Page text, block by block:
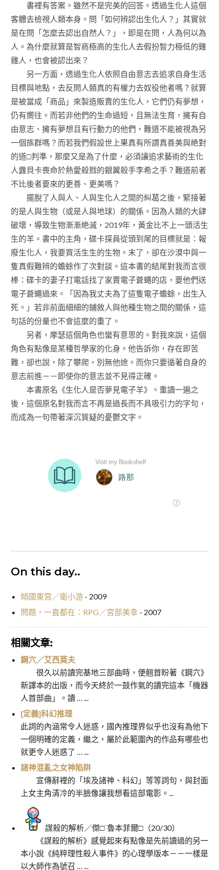
書裡有答案。雖然不是完美的回答。透過生化人這個
客體去檢視人類本身。問「如何辨認出生化人？」其實就
是在問「怎麼去認出自然人？」，即是在問，人為何以為
人。為什麼就算是智商極高的生化人去假扮智力極低的雞
雞人，也會被認出來？
另一方面，透過生化人依照自由意志去追求自身生活
目標與地點，去反問人類真的有權力去奴役他者嗎？就算
是被當成「商品」來製造販賣的生化人，它們仍有夢想，
仍有嚮往。而若非他們的生命過短，且無法生育，擁有自
由意志、擁有夢想且有行動力的他們，難道不能被視為另
一個族群嗎？而若我們假設世上果真有所謂真善美與絶對
的道□判準，那麼又是為了什麼，必須讓追求藝術的生化
人露貝卡喪命於熱愛殺戮的銀翼殺手李希之手？難道前者
不比後者要來的更善、更美嗎？
擺脫了人與人、人與生化人之間的糾葛之後，緊接著
的是人與生物（或是人與地球）的關係。因為人類的大肆
破壞，導致生物漸漸絶滅，2019年，黃金比不上一頭活生
生的羊。書中的主角，碟卡探員從頭到尾的目標就是：報
廢生化人，我要買活生生的生物。末了，卻在沙漠中與一
隻真假難辨的蟾蜍作了次對談。這本書的結尾對我而言很
棒：碟卡的妻子打電話找了家賣電子蒼蠅的店，要他們送
電子蒼蠅過來。「因為我丈夫為了這隻電子蟾蜍，出生入
死。」若非前面細細的鋪敘人與他種生物之間的關係，這
句話的份量也不會這麼的重了。
另者，摩瑟這個角色也蠻有意思的。對我來說，這個
角色有點像是某種哲學家的化身。他告訴你，存在即苦
難，卻也說，除了攀爬，別無他途。而你只要循著自身的
意志前進－－即使你的意志並不見得正確。
本書原名《生化人是否夢見電子羊》。重讀一遍之
後，這個原名對我而言不再是過長而不具吸引力的字句，
而成為一句帶著深沉質疑的憂鬱文字。
On this day..
傾國東宮／衛小游- 2009
問題，一直都在：RPG／宮部美幸- 2007
相關文章:
鋼穴／艾西莫夫
很久以前讀完基地三部曲時，便翹首盼著《鋼穴》
新譯本的出版，而今天終於一鼓作氣的讀完這本「機器
人首部曲」。讀 … ...
[定義]科幻推理
此詞的內涵常令人迷惑，國內推理界似乎也沒有為他下
一個明確的定義，繼之，屬於此範圍內的作品有哪些也
就更令人迷惑了 … ...
諸神混亂之女神陷阱
宣傳辭裡的「埃及諸神、科幻」等等詞句，與封面
上女主角清冷的半臉像讓我想看這部電影。...
謀殺的解析／傑□˙魯本菲爾□（20/30）
《謀殺的解析》感覺起來有點像是先前讀過的另一
本小說《純粹理性殺人事件》的心理學版本－－一樣是
以大師作為號召 … ...